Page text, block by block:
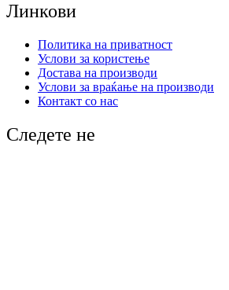
Линкови
Политика на приватност
Услови за користење
Достава на производи
Услови за враќање на производи
Контакт со нас
Следете не